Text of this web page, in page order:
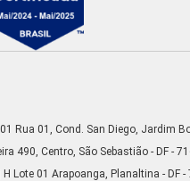
Rua 01, Cond. San Diego, Jardim
490, Centro, São Sebastião - DF -
Lote 01 Arapoanga, Planaltina - DF -